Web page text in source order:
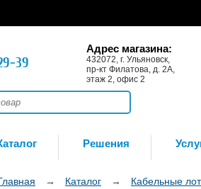
39
Адрес магазина:
432072, г. Ульяновск,
пр-кт Филатова, д. 2А,
этаж 2, офис 2
Решения
→ Каталог → Кабельные